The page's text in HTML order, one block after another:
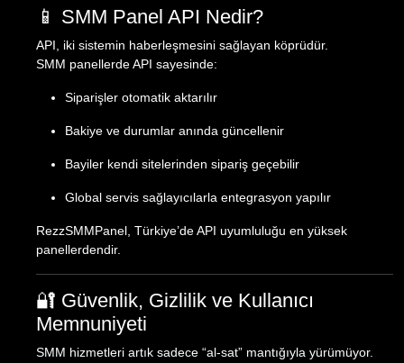
📱 SMM Panel API Nedir?
API, iki sistemin haberleşmesini sağlayan köprüdür.
SMM panellerde API sayesinde:
Siparişler otomatik aktarılır
Bakiye ve durumlar anında güncellenir
Bayiler kendi sitelerinden sipariş geçebilir
Global servis sağlayıcılarla entegrasyon yapılır
RezzSMMPanel, Türkiye’de API uyumluluğu en yüksek
panellerdendir.
🔐 Güvenlik, Gizlilik ve Kullanıcı
Memnuniyeti
SMM hizmetleri artık sadece “al-sat” mantığıyla yürümüyor.